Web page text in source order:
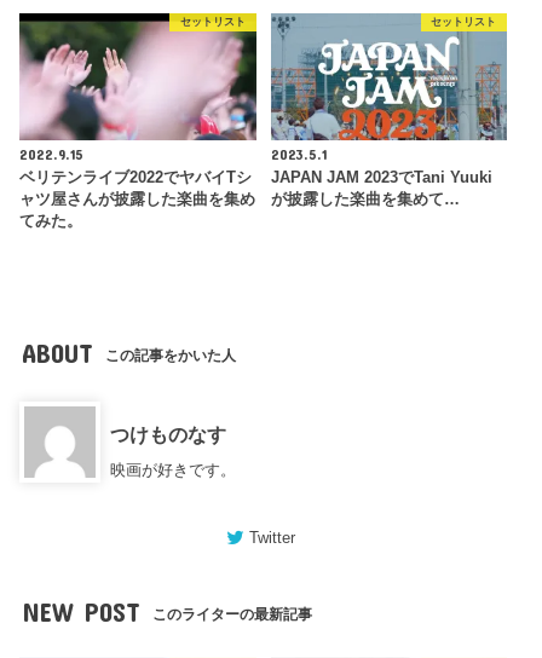
セットリスト
2022.9.15
ベリテンライブ2022でヤバイTシ
ャツ屋さんが披露した楽曲を集め
てみた。
セットリスト
2023.5.1
JAPAN JAM 2023でTani Yuuki
が披露した楽曲を集めて…
ABOUT この記事をかいた人
つけものなす
映画が好きです。
Twitter
NEW POST このライターの最新記事